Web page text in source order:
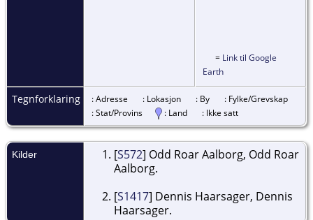
= Link til Google
Earth
Tegnforklaring : Adresse : Lokasjon : By
: Fylke/Grevskap
: Stat/Provins
: Land : Ikke satt
Kilder [S572] Odd Roar Aalborg, Odd Roar
Aalborg.
[S1417] Dennis Haarsager, Dennis
Haarsager.